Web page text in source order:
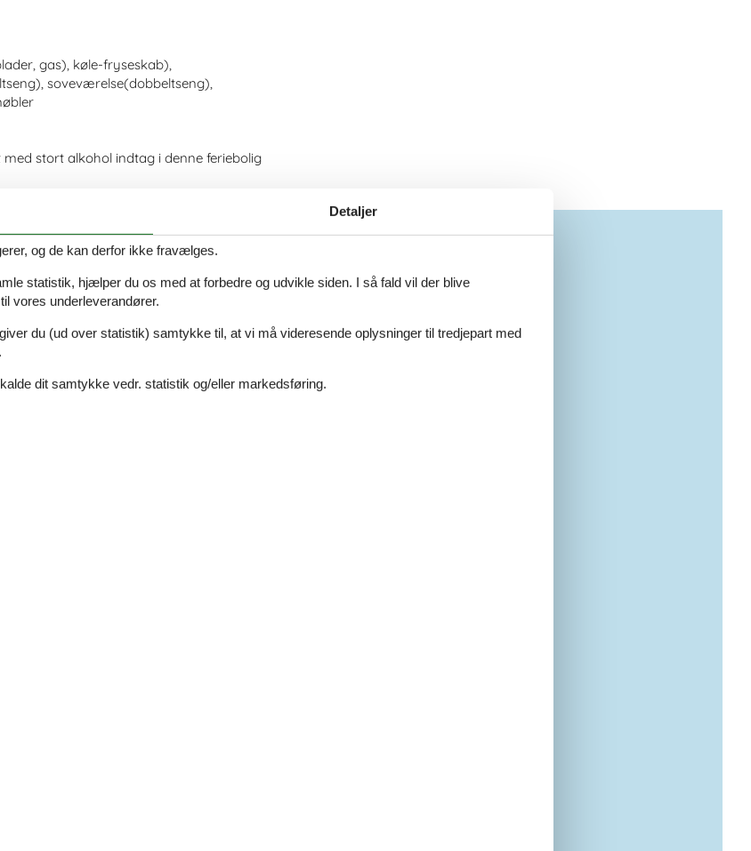
gas), køle-fryseskab),
soveværelse(dobbeltseng),
stort alkohol indtag i denne feriebolig
Afstand indkøb 250 m
Detaljer
og de kan derfor ikke fravælges.
statistik, hjælper du os med at forbedre og udvikle siden. I så fald vil der blive
vores underleverandører.
du (ud over statistik) samtykke til, at vi må videresende oplysninger til tredjepart med
dit samtykke vedr. statistik og/eller markedsføring.